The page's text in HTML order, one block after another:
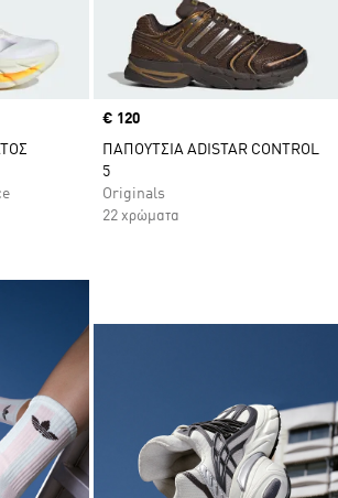
Price
€ 120
ΠΑΠΟΥΤΣΙΑ ADISTAR CONTROL
5
Originals
22 χρώματα